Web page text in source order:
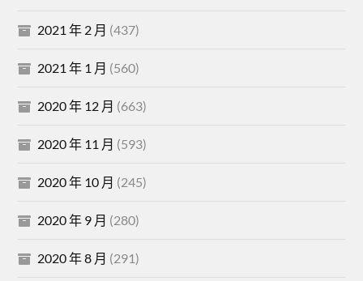
2021 年 2 月 (437)
2021 年 1 月 (560)
2020 年 12 月 (663)
2020 年 11 月 (593)
2020 年 10 月 (245)
2020 年 9 月 (280)
2020 年 8 月 (291)